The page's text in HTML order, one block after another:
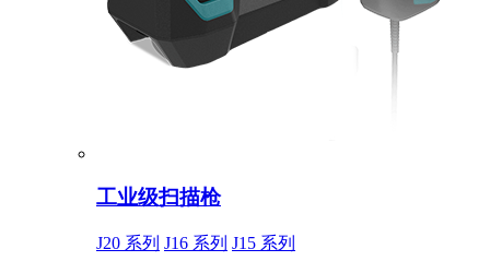
工业级扫描枪
J20 系列 J16 系列 J15 系列